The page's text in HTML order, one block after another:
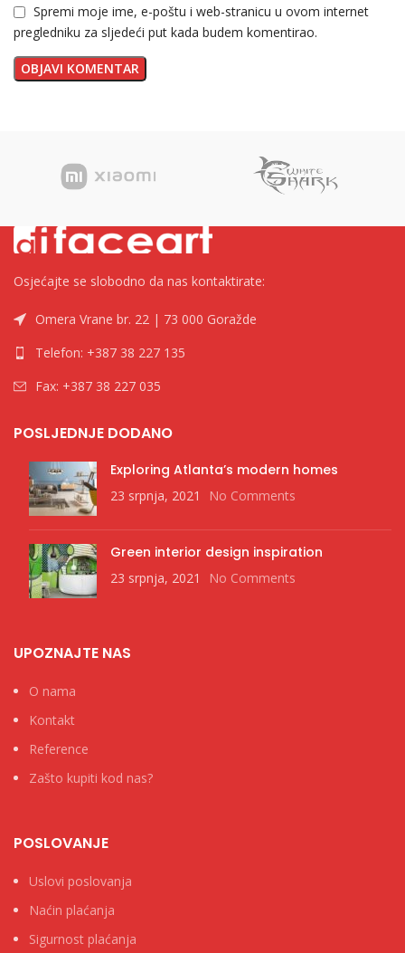
Spremi moje ime, e-poštu i web-stranicu u ovom internet
pregledniku za sljedeći put kada budem komentirao.
Osjećajte se slobodno da nas kontaktirate:
Omera Vrane br. 22 | 73 000 Goražde
Telefon: +387 38 227 135
Fax: +387 38 227 035
POSLJEDNJE DODANO
Exploring Atlanta’s modern homes
23 srpnja, 2021 No Comments
Green interior design inspiration
23 srpnja, 2021 No Comments
UPOZNAJTE NAS
O nama
Kontakt
Reference
Zašto kupiti kod nas?
POSLOVANJE
Uslovi poslovanja
Naćin plaćanja
Sigurnost plaćanja